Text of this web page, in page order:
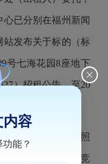
已分别在福州新闻
站发布关于标的（标
号七海花园8座地下
）招租公告。至20
。
电子竞价平台按照
行）》组织电子竞
内容
能？